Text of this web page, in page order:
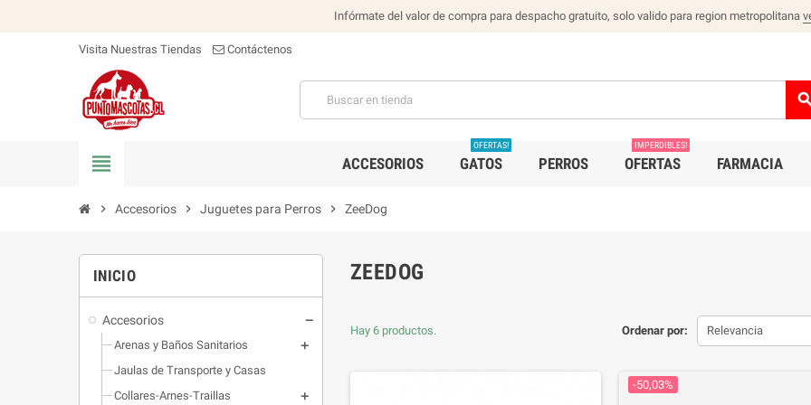
Infórmate del valor de compra para despacho gratuito, solo valido para region metropolitana
Visita Nuestras Tiendas Contáctenos
view_headline ACCESORIOS GATOS
OFERTAS!
PERROS OFERTAS
IMPERDIBLES!
FARMACIA
chevron_right Accesorios chevron_right Juguetes para Perros chevron_right ZeeDog
INICIO
Accesorios
Arenas y Baños Sanitarios
Jaulas de Transporte y Casas
Collares-Arnes-Traillas
ZEEDOG
Ordenar por: Relevancia
Hay 6 productos.
-50,03%